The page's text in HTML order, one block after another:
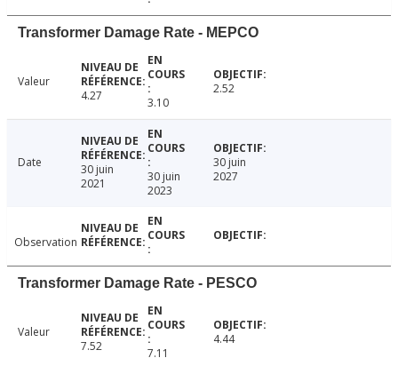
Transformer Damage Rate - MEPCO
Valeur
4.27
3.10
2.52
Date
30 juin
2021
30 juin
2023
30 juin
2027
Observation
Transformer Damage Rate - PESCO
Valeur
7.52
7.11
4.44